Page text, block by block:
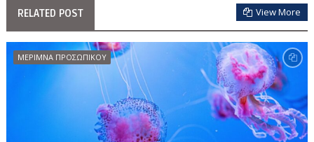
RELATED POST View More
ΜΕΡΙΜΝΑ ΠΡΟΣΩΠΙΚΟΥ